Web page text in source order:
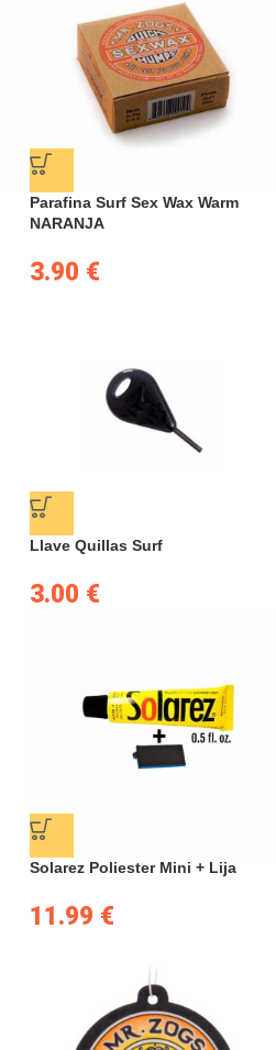
Parafina Surf Sex Wax Warm
NARANJA
3.90 €
Llave Quillas Surf
3.00 €
Solarez Poliester Mini + Lija
11.99 €